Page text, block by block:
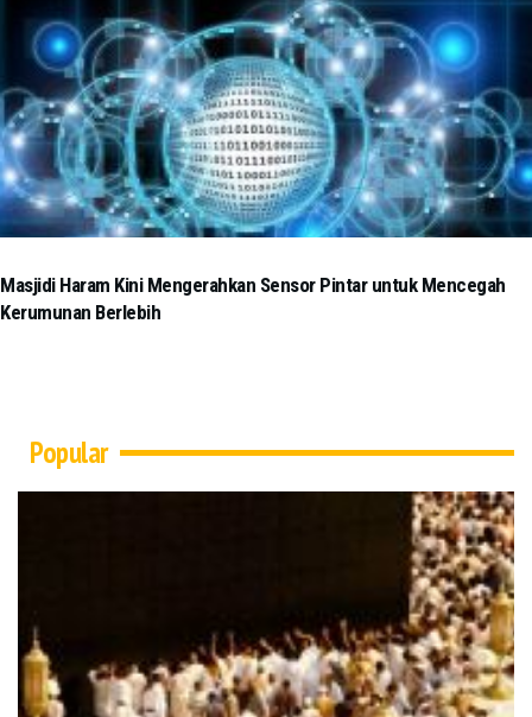
Masjidi Haram Kini Mengerahkan Sensor Pintar untuk Mencegah
Kerumunan Berlebih
Popular